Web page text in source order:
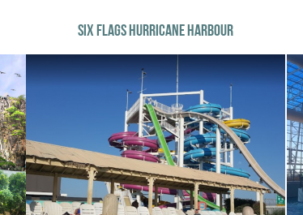
SIX FLAGS HURRICANE HARBOUR